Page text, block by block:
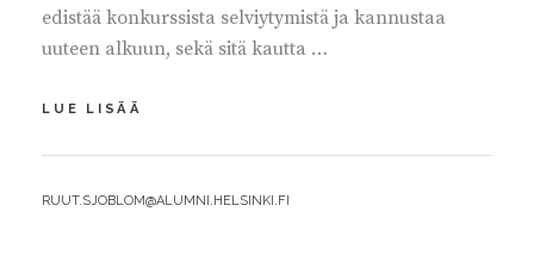
edistää konkurssista selviytymistä ja kannustaa
uuteen alkuun, sekä sitä kautta …
LUE LISÄÄ
BY
RUUT.SJOBLOM@ALUMNI.HELSINKI.FI